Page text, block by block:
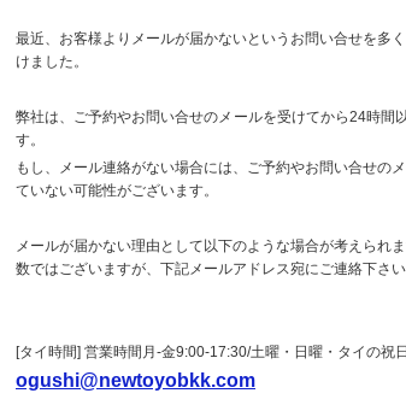
最近、お客様よりメールが届かないというお問い合せを多
けました。
弊社は、ご予約やお問い合せのメールを受けてから24時間
す。
もし、メール連絡がない場合には、ご予約やお問い合せの
ていない可能性がございます。
メールが届かない理由として以下のような場合が考えられ
数ではございますが、下記メールアドレス宛にご連絡下さい
[タイ時間] 営業時間月-金9:00-17:30/土曜・日曜・タイの祝日
ogushi@newtoyobkk.com